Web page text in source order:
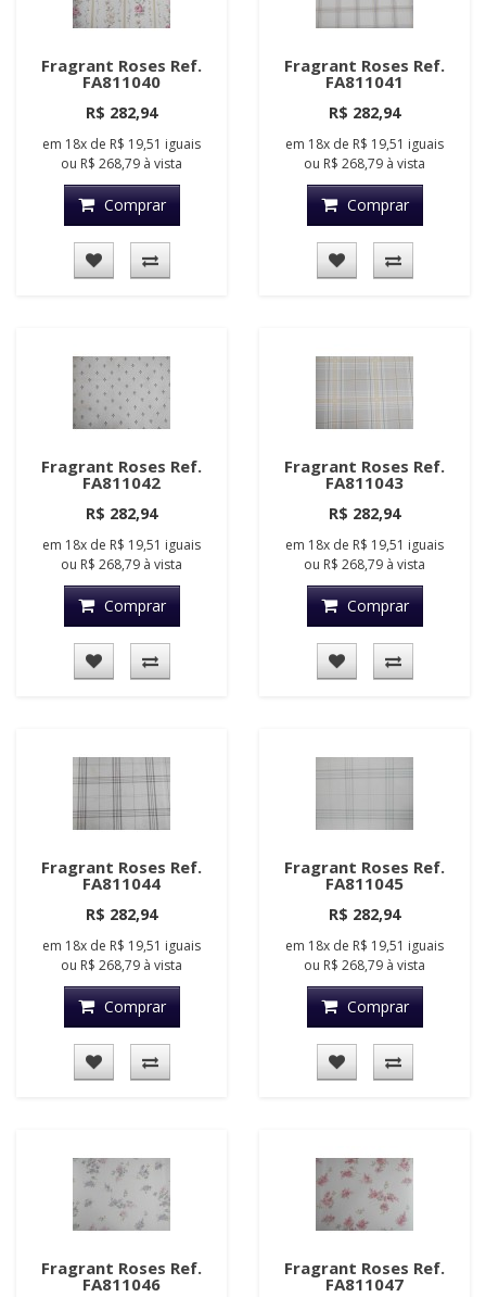
Fragrant Roses Ref.
FA811040
R$ 282,94
em 18x de R$ 19,51 iguais
ou R$ 268,79 à vista
Comprar
Fragrant Roses Ref.
FA811041
R$ 282,94
em 18x de R$ 19,51 iguais
ou R$ 268,79 à vista
Comprar
Fragrant Roses Ref.
FA811042
R$ 282,94
em 18x de R$ 19,51 iguais
ou R$ 268,79 à vista
Comprar
Fragrant Roses Ref.
FA811043
R$ 282,94
em 18x de R$ 19,51 iguais
ou R$ 268,79 à vista
Comprar
Fragrant Roses Ref.
FA811044
R$ 282,94
em 18x de R$ 19,51 iguais
ou R$ 268,79 à vista
Comprar
Fragrant Roses Ref.
FA811045
R$ 282,94
em 18x de R$ 19,51 iguais
ou R$ 268,79 à vista
Comprar
Fragrant Roses Ref.
FA811046
Fragrant Roses Ref.
FA811047